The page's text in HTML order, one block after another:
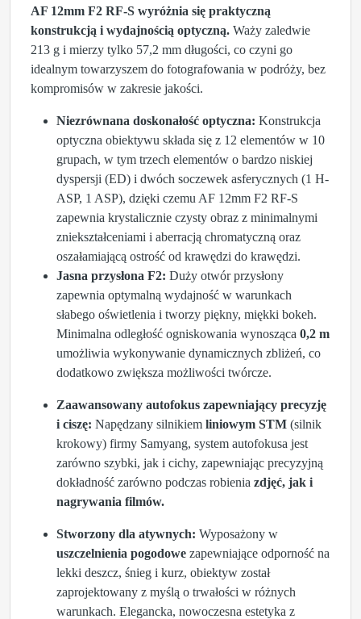
AF 12mm F2 RF-S wyróżnia się praktyczną
konstrukcją i wydajnością optyczną. Waży zaledwie
213 g i mierzy tylko 57,2 mm długości, co czyni go
idealnym towarzyszem do fotografowania w podróży, bez
kompromisów w zakresie jakości.
Niezrównana doskonałość optyczna: Konstrukcja
optyczna obiektywu składa się z 12 elementów w 10
grupach, w tym trzech elementów o bardzo niskiej
dyspersji (ED) i dwóch soczewek asferycznych (1 H-
ASP, 1 ASP), dzięki czemu AF 12mm F2 RF-S
zapewnia krystalicznie czysty obraz z minimalnymi
zniekształceniami i aberracją chromatyczną oraz
oszałamiającą ostrość od krawędzi do krawędzi.
Jasna przysłona F2: Duży otwór przysłony
zapewnia optymalną wydajność w warunkach
słabego oświetlenia i tworzy piękny, miękki bokeh.
Minimalna odległość ogniskowania wynosząca 0,2 m
umożliwia wykonywanie dynamicznych zbliżeń, co
dodatkowo zwiększa możliwości twórcze.
Zaawansowany autofokus zapewniający precyzję
i ciszę: Napędzany silnikiem liniowym STM (silnik
krokowy) firmy Samyang, system autofokusa jest
zarówno szybki, jak i cichy, zapewniając precyzyjną
dokładność zarówno podczas robienia zdjęć, jak i
nagrywania filmów.
Stworzony dla atywnych: Wyposażony w
uszczelnienia pogodowe zapewniające odporność na
lekki deszcz, śnieg i kurz, obiektyw został
zaprojektowany z myślą o trwałości w różnych
warunkach. Elegancka, nowoczesna estetyka z